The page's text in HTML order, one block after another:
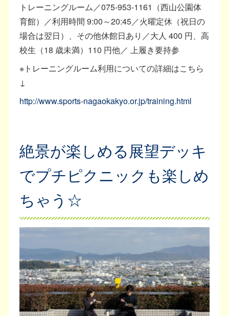
トレーニングルーム／075-953-1161（西山公園体
育館）／利用時間 9:00～20:45／火曜定休（祝日の
場合は翌日）、その他休館日あり／大人 400 円、高
校生（18 歳未満）110 円他／ 上履き要持参
※トレーニングルーム利用についての詳細はこちら
↓
http://www.sports-nagaokakyo.or.jp/training.html
絶景が楽しめる展望デッキ
でプチピクニックも楽しめ
ちゃう☆